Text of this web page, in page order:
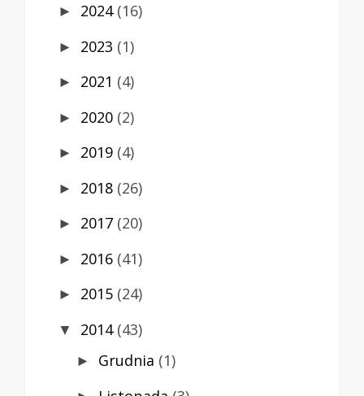
► 2024 (16)
► 2023 (1)
► 2021 (4)
► 2020 (2)
► 2019 (4)
► 2018 (26)
► 2017 (20)
► 2016 (41)
► 2015 (24)
▼ 2014 (43)
► Grudnia (1)